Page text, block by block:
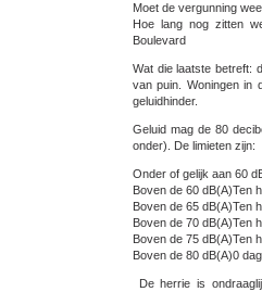
Moet de vergunning
Hoe lang nog zitten
Boulevard
Wat die laatste betreft:
van puin. Woningen in
geluidhinder.
Geluid mag de 80
onder). De limieten zijn:
Onder of gelijk aan 60
Boven de 60 dB(A)Ten
Boven de 65 dB(A)Ten
Boven de 70 dB(A)Ten
Boven de 75 dB(A)Ten
Boven de 80 dB(A)0
De herrie is